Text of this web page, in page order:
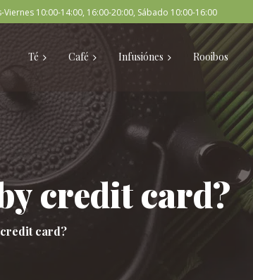
Viernes 10:00-14:00, 16:00-20:00, Sábado 10:00-16:00
Té Café Infusiónes Rooibos
credit card?
card?